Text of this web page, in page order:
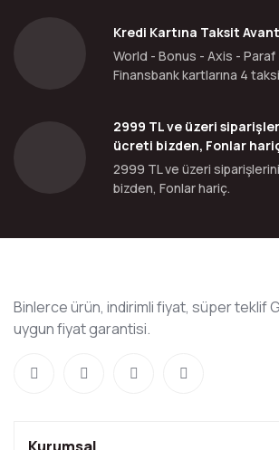
Kredi Kartına Taksit
World - Bonus - Axis -
Finansbank kartlarına 4
2999 TL ve üzeri
ücreti bizden, Fonlar
2999 TL ve üzeri
bizden, Fonlar hariç.
Binlerce ürün, indirimli fiyat, süper teklif
uygun fiyat garantisi.